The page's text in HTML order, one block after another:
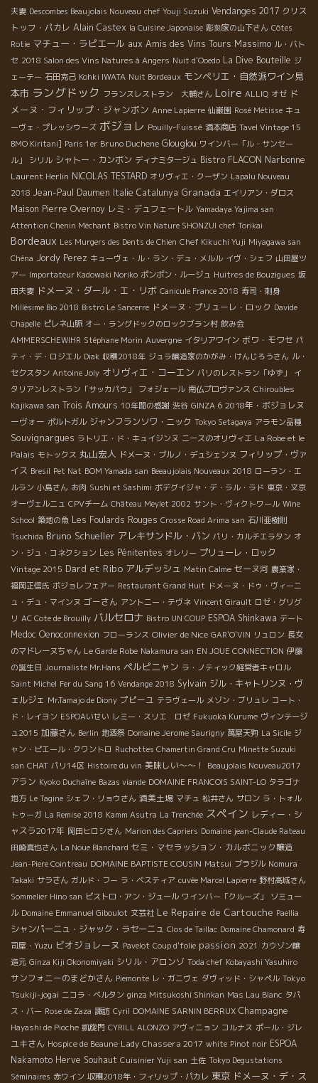
夫妻 Descombes Beaujolais Nouveau chef Youji Suzuki Vendanges 2017 クリス
トッフ・パカレ Alain Castex la Cuisine Japonaise 彫刻家の山下さん Côtes
Rotie マチュー・ラピエール aux Amis des Vins Tours Massimo ル・バト
セ 2018 Salon des Vins Natures à Angers Nuit d'Ooedo La Dive Bouteille ジ
ェーテー 石田克己 Kohki IWATA Nuit Bordeaux モンペリエ・自然派ワイン見
本市 ラングドック フランスレストラン 大輔さん Loire ALLIQ オゼ ド
メーヌ・フィリップ・ジャンボン Anne Lapierre 仙巌園 Rosé Métisse キュ
ーヴェ・プレッシウーズ ボジョレ Pouilly-Fuissé 酒本商店 Tavel Vintage 15
BMO Kiritani] Paris 1er Bruno Duchene Glouglou ワインバー「ル・サンセー
ル」
シリル シャトー・カンボン ディナミタージュ Bistro FLACON Narbonne
Laurent Herlin NICOLAS TESTARD オリヴィエ・クーザン Lapalu Nouveau
2018 Jean-Paul Daumen Italie Catalunya Granada エイリアン・ダロス
Maison Pierre Overnoy レミ・デュフェートル Yamadaya Yajima san
Attention Chenin Méchant Bistro Vin Nature SHONZUI chef Torikai
Bordeaux Les Murgers des Dents de Chien Chef Kikuchi Yuji Miyagawa san
Chéna Jordy Perez キューヴェ・ル・ラン・デュ・メルル イヴ・シェフ 山田屋ツ
アー Importateur Kadowaki Noriko ポンポン・ルージュ Huitres de Bouzigues 坂
田夫妻 ドメーヌ・ダール・エ・リボ Canicule France 2018 寿司・刺身
Millésime Bio 2018 Bistro Le Sancerre ドメーヌ・プリューレ・ロック Davide
Chapelle ピレネ山脈 オー・ラングドックのロックブラン村 飲み会
AMMERSCHEWIHR Stéphane Morin Auvergne イタリアワイン ボワ・モワセ パ
ティ・デ・ロジエル Diak 収穫2018年 ジュラ醸造家のかがみ・けんじろうさん ル・
セクスタン Antoine Joly オリヴィエ・コーエン パリのレストラン「ゆず」
イ
タリアンレストラン「サッカパウ」
フォジェール 南仏プロヴァンス Chiroubles
Kajikawa san Trois Amours 10年間の感謝 渋谷 GINZA 6 2018年・ボジョレヌ
ーヴォー ポルトガル ジャンフランソワ・ニック Tokyo Setagaya アラモン品種
Souvignargues ラトリエ・ド・キュイジンヌ ニースのオリヴィエ La Robe et le
Palais モトックス 丸山宏人 ドメーヌ・ブルノ・デュシェンヌ フィリップ・ヴァ
イス Bresil Pet Nat BOM Yamada san Beeaujolais Nouveaux 2018 ローラン・エ
ルラン 小島さん お肉 Sushi et Sashimi ボデグイジャ・デ・ラル・ラド 東京・文京
オーヴェルニュ CPVチーム Château Meylet 2002 サント・ヴィクトワール Wine
School 築地の魚 Les Foulards Rouges Crosse Road Arima san 石川亜樹則
Tsuchida Bruno Schueller アレキサンドル・バン パリ・カルチエラタン オ
ン・ジュ・コネクション Les Pénitentes オレリー プリューレ・ロック
Vintage 2015 Dard et Ribo アルデッシュ Matin Calme セーヌ河 農業家・
福岡正信氏 ボジョレフェアー Restaurant Grand Huit ドメーヌ・ドゥ・ヴィーニ
ュ・デュ・マインヌ ゴーさん アントニー・テヴネ Vincent Girault ロゼ・グリグ
リ AC Cote de Brouilly バルセロナ Bistro UN COUP ESPOA Shinkawa デート
Medoc Oenoconnexion フローランス Olivier de Nice GAR'O'VIN リュロン 長女
のマドレーヌちゃん Le Garde Robe Nakamura san EN JOUE CONNECTION 伊藤
の誕生日 Journaliste Mr.Hans ペルピニャン ラ・ノティック経営者キャロル
Saint Michel Fer du Sang 16 Vendange 2018 Sylvain ジル・キャトリンヌ・ヴ
ェルジェ Mr.Tamajo de Diony プピーユ テラヴェール メゾン・ブリュレ コート・
ド・レイヨン ESPOAいせい レミー・スリエ ロゼ Fukuoka Kurume ヴィンテージ
ュ2015 加藤さん Berlin 地酒祭 Domaine Jerome Saurigny 萬屋天狗 La Sicile ジ
ャン・ピエール・クワントロ Ruchottes Chamertin Grand Cru Minette Suzuki
san CHAT パリ14区 Histoire du vin 美味しい～～！ Beaujolais Nouveau2017
アラン Kyoko Duchaîne Bazas viande DOMAINE FRANCOIS SAINT-LO タラゴナ
地方 Le Tagine シェフ・リョウさん 酒美土場 マチュ 松井さん サロン ラ・トォル
トゥーガ La Remise 2018 Kamm Asutra La Trenchée スペイン レディー・シ
ャスラ2017年 岡田ヒロシさん Marion des Capriers Domaine jean-Claude Rateau
田崎真也さん La Noue Blanchard セミ・マセラッション・カルボニック醸造
Jean-Piere Cointreau DOMAINE BAPTISTE COUSIN Matsui ブラジル Nomura
Takaki サラさん ガルド・フー ラ・ベスティア cuvée Marcel Lapierre 野村高城さん
Sommelier Hino san ビストロ・アン・ジュール ワインバー「クルーズ」
ソミュー
ル Domaine Emmanuel Giboulot 文芸社 Le Repaire de Cartouche Paellia
シャンパーニュ・ジャック・ラセーニュ Clos de Taillac Domaine Chamonard 寿
司屋・Yuzu ビオジョレーヌ Pavelot Coup d'folie passion 2021 カウゾン醸
造元 Ginza Kiji Okonomiyaki シリル・アロンゾ Toda chef Kobayashi Yasuhiro
サンフォニーのまどかさん Piemonte レ・ガニヴェ ダヴィッド・シャペル Tokyo
Tsukiji-jogai ニコラ・ベルタン ginza Mitsukoshi Shinkan Mas Lau Blanc タパ
ス・バー Rose de Zaza 諏訪 Cyril DOMAINE SARNIN BERRUX Champagne
Hayashi de Pioche 凱旋門 CYRILL ALONZO アヴィニョン コルナス ポール・ジレ
ユキさん Hospice de Beaune Lady Chassera 2017 white Pinot noir ESPOA
Nakamoto Herve Souhaut Cuisinier Yuji san 土佐 Tokyo Degustations
Séminaires 赤ワイン 収穫2018年・フィリップ・パカレ 東京 ドメーヌ・デ・ス